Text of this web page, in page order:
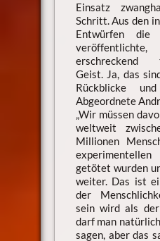
Einsatz
Schritt. Aus den
Entwürfen die
erschreckend
Geist. Ja, das
Rückblicke
Abgeordnete
„Wir müssen
weltweit
Millionen
getötet wurden
weiter. Das ist
der
sein wird als der
darf man
sagen, aber das